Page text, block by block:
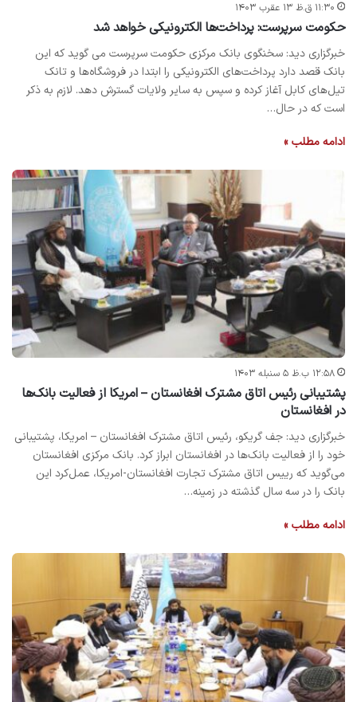
۱۱:۳۰ ق.ظ ۱۳ عقرب ۱۴۰۳
حکومت سرپرست: پرداخت‌ها الکترونیکی خواهد شد
خبرگزاری دید: سخنگوی بانک مرکزی حکومت سرپرست می گوید که این
بانک قصد دارد پرداخت‌های الکترونیکی را ابتدا در فروشگاه‌ها و تانک
تیل‌های کابل آغاز کرده و سپس به سایر ولایات گسترش دهد. لازم به ذکر
است که در حال…
ادامه مطلب »
۱۲:۵۸ ب.ظ ۵ سنبله ۱۴۰۳
پشتیبانی رئیس اتاق مشترک افغانستان – امریکا از فعالیت بانک‌ها
در افغانستان
خبرگزاری دید: جف گریکو، رئیس اتاق مشترک افغانستان – امریکا، پشتیبانی
خود را از فعالیت بانک‌ها در افغانستان ابراز کرد. بانک مرکزی افغانستان
می‌گوید که رییس اتاق مشترک تجارت افغانستان-امریکا، عمل‌کرد این
بانک را در سه سال گذشته در زمینه…
ادامه مطلب »